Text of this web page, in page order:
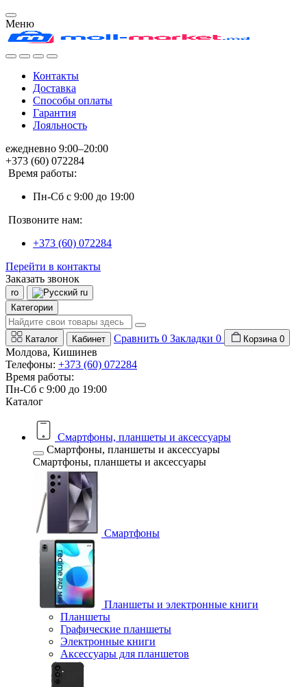
Меню
Контакты
Доставка
Способы оплаты
Гарантия
Лояльность
ежедневно 9:00–20:00
+373 (60) 072284
Время работы:
Пн-Сб с 9:00 до 19:00
Позвоните нам:
+373 (60) 072284
Перейти в контакты
Заказать звонок
ro
ru
Категории
Каталог Кабинет Сравнить 0 Закладки 0 Корзина 0
Молдова, Кишинев
Телефоны: +373 (60) 072284
Время работы:
Пн-Сб с 9:00 до 19:00
Каталог
Смартфоны, планшеты и аксессуары
Смартфоны, планшеты и аксессуары
Смартфоны, планшеты и аксессуары
Смартфоны
Планшеты и электронные книги
Планшеты
Графические планшеты
Электронные книги
Аксессуары для планшетов